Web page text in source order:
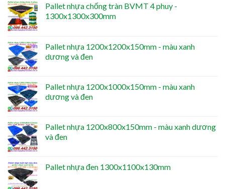
Pallet nhựa chống tràn BVMT 4 phuy -
1300x1300x300mm
Pallet nhựa 1200x1200x150mm - màu xanh
dương và đen
Pallet nhựa 1200x1000x150mm - màu xanh
dương và đen
Pallet nhựa 1200x800x150mm - màu xanh dương
và đen
Pallet nhựa đen 1300x1100x130mm